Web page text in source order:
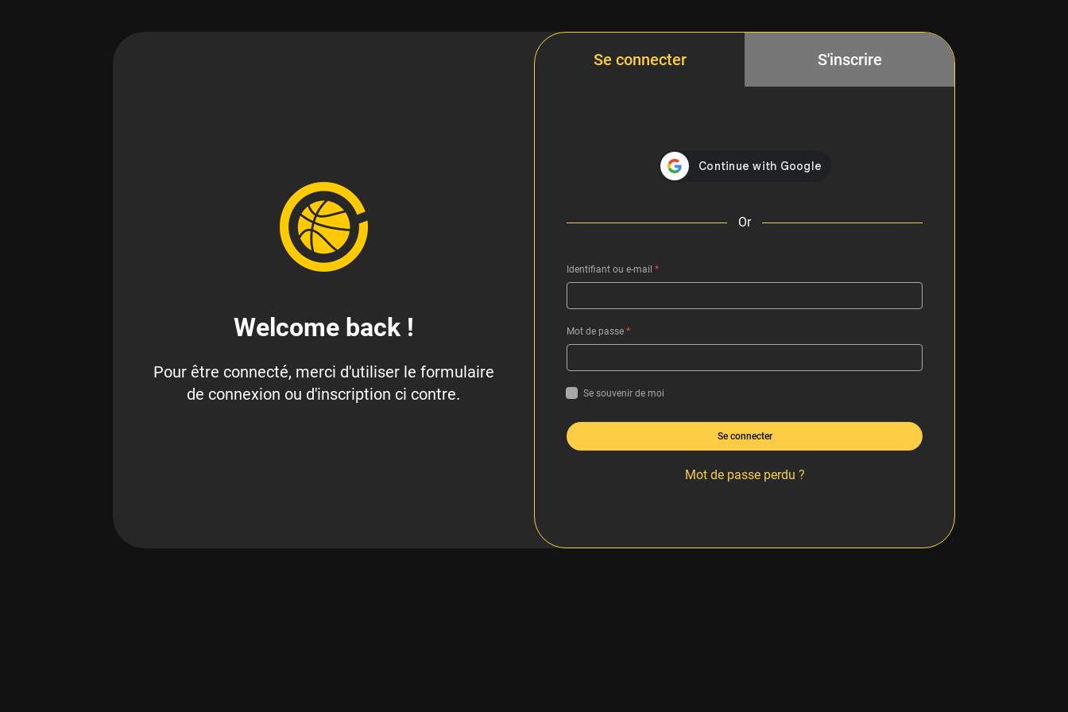
Welcome back !
Pour être connecté, merci d'utiliser le formulaire
de connexion ou d'inscription ci contre.
Se connecter S'inscrire
Or
Identifiant ou e-mail *
Mot de passe *
Se souvenir de moi
Se connecter
Mot de passe perdu ?